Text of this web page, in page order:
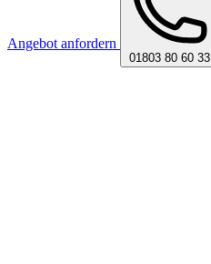
Angebot anfordern
01803 80 60 33